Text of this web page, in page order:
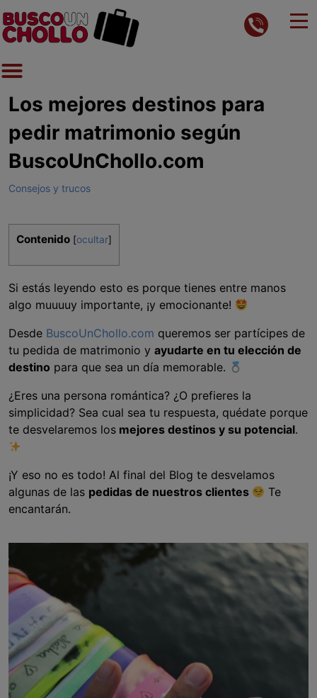
Los mejores destinos para
pedir matrimonio según
BuscoUnChollo.com
Consejos y trucos
Contenido [ocultar]
Si estás leyendo esto es porque tienes entre manos
algo muuuuy importante, ¡y emocionante!
Desde BuscoUnChollo.com queremos ser partícipes de
tu pedida de matrimonio y ayudarte en tu elección de
destino para que sea un día memorable.
¿Eres una persona romántica? ¿O prefieres la
simplicidad? Sea cual sea tu respuesta, quédate porque
te desvelaremos los mejores destinos y su potencial.
¡Y eso no es todo! Al final del Blog te desvelamos
algunas de las pedidas de nuestros clientes
Te
encantarán.